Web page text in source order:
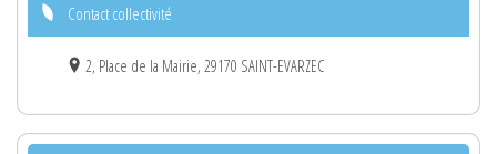
Contact collectivité
2, Place de la Mairie, 29170 SAINT-EVARZEC